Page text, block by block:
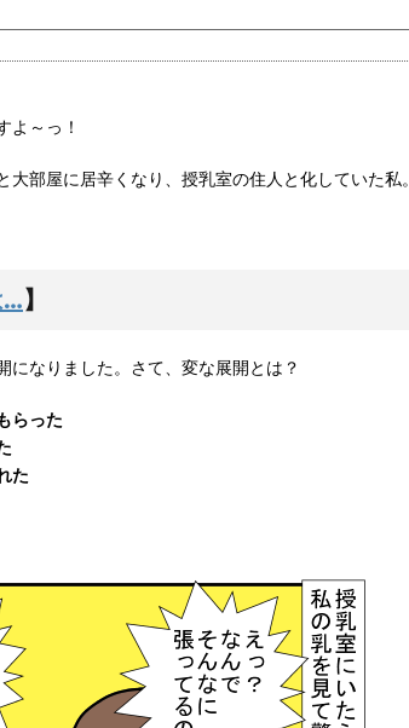
よ～っ！
大部屋に居辛くなり、授乳室の住人と化していた私。
…】
になりました。さて、変な展開とは？
らった
た